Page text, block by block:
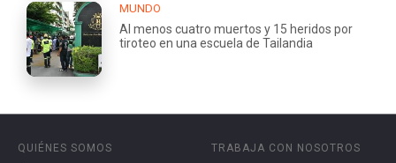
MUNDO
Al menos cuatro muertos y 15 heridos por
tiroteo en una escuela de Tailandia
QUIÉNES SOMOS
TRABAJA CON NOSOTROS